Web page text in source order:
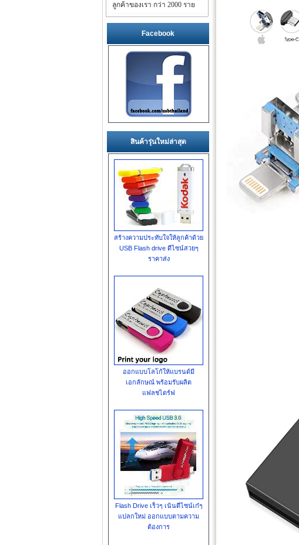
ลูกค้าของเรา กว่า 2000 ราย
Facebook
สินค้ารุ่นใหม่ล่าสุด
สร้างความประทับใจให้ลูกค้าด้วย
USB Flash drive ดีไซน์สวยๆ
ราคาส่ง
ออกแบบโลโก้ให้แบรนด์มี
เอกลักษณ์ พร้อมรับผลิต
แฟลชไดร์ฟ
Flash Drive เร็วๆ เน้นดีไซน์เก๋ๆ
แปลกใหม่ ออกแบบตามความ
ต้องการ